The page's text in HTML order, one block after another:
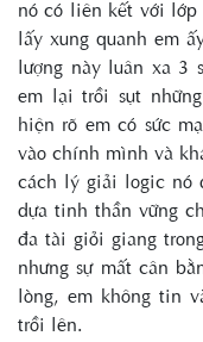
nó có liên kết với lớp
lấy xung quanh em
lượng này luân xa 3
em lại trồi sụt
hiện rõ em có sức
vào chính mình và
cách lý giải logic nó
dựa tinh thần vững
đa tài giỏi giang
nhưng sự mất cân
lòng, em không tin
trồi lên.